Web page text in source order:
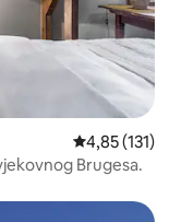
Prosječna
4,85 (131)
Brugesa.